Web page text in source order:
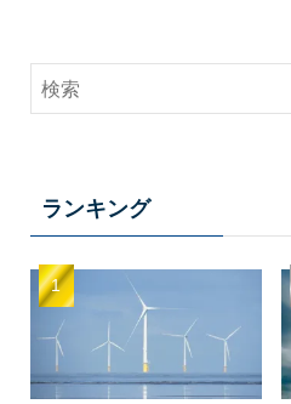
ランキング